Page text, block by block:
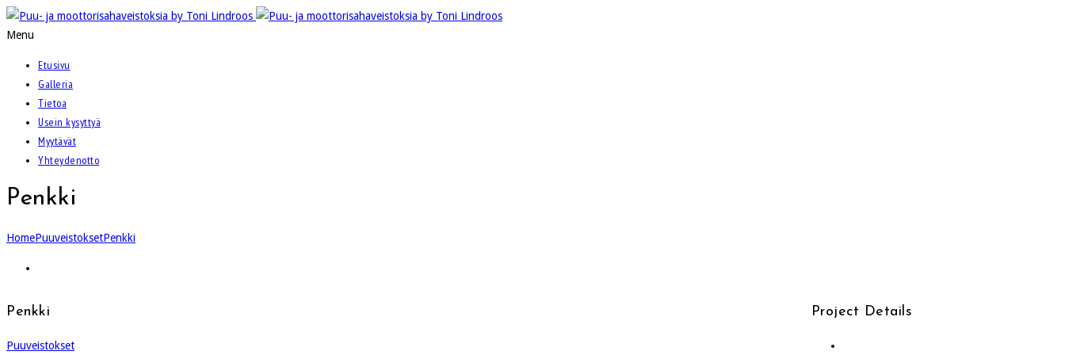
Menu
Etusivu
Galleria
Tietoa
Usein kysyttyä
Myytävät
Yhteydenotto
Penkki
HomePuuveistoksetPenkki
Penkki
Puuveistokset
Project Details